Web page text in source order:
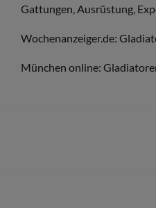
Gattungen, Ausrüstung,
Wochenanzeiger.de:
München online: